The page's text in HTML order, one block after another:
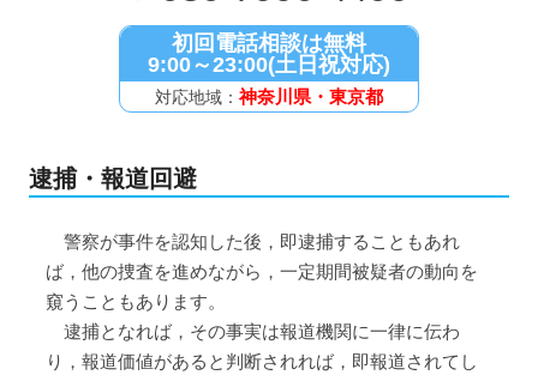
初回電話相談は無料
9:00～23:00(土日祝対応)
対応地域： 神奈川県・東京都
逮捕・報道回避
警察が事件を認知した後，即逮捕することもあれ
ば，他の捜査を進めながら，一定期間被疑者の動向を
窺うこともあります。
逮捕となれば，その事実は報道機関に一律に伝わ
り，報道価値があると判断されれば，即報道されてし